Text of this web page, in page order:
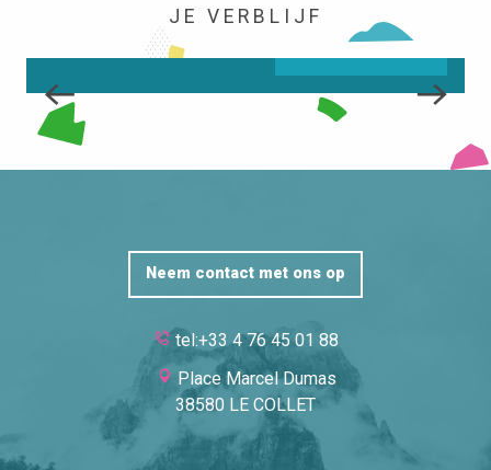
JE VERBLIJF
Neem contact met ons op
tel:+33 4 76 45 01 88
Place Marcel Dumas
38580 LE COLLET